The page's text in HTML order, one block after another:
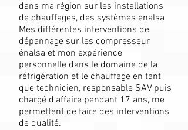
dans ma région sur les installations
de chauffages, des systèmes enalsa
Mes différentes interventions de
dépannage sur les compresseur
énalsa et mon expérience
personnelle dans le domaine de la
réfrigération et le chauffage en tant
que technicien, responsable SAV puis
chargé d'affaire pendant 17 ans, me
permettent de faire des interventions
de qualité.